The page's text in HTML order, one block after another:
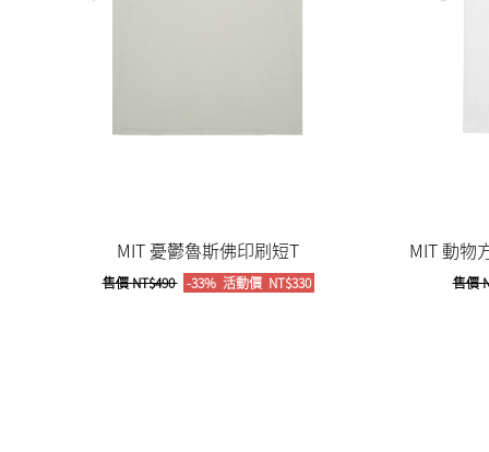
MIT 憂鬱魯斯佛印刷短T
售價NT$490 -33% 活動價NT$330
MIT 動物
售價